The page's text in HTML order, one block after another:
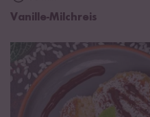
Vanille-Milchreis